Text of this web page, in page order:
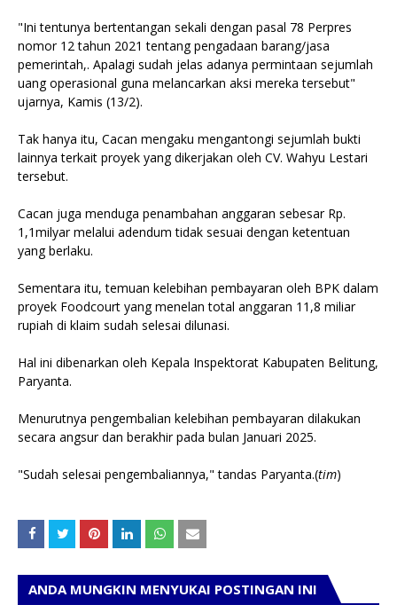
"Ini tentunya bertentangan sekali dengan pasal 78 Perpres
nomor 12 tahun 2021 tentang pengadaan barang/jasa
pemerintah,. Apalagi sudah jelas adanya permintaan sejumlah
uang operasional guna melancarkan aksi mereka tersebut"
ujarnya, Kamis (13/2).
Tak hanya itu, Cacan mengaku mengantongi sejumlah bukti
lainnya terkait proyek yang dikerjakan oleh CV. Wahyu Lestari
tersebut.
Cacan juga menduga penambahan anggaran sebesar Rp.
1,1milyar melalui adendum tidak sesuai dengan ketentuan
yang berlaku.
Sementara itu, temuan kelebihan pembayaran oleh BPK dalam
proyek Foodcourt yang menelan total anggaran 11,8 miliar
rupiah di klaim sudah selesai dilunasi.
Hal ini dibenarkan oleh Kepala Inspektorat Kabupaten Belitung,
Paryanta.
Menurutnya pengembalian kelebihan pembayaran dilakukan
secara angsur dan berakhir pada bulan Januari 2025.
"Sudah selesai pengembaliannya," tandas Paryanta.(tim)
ANDA MUNGKIN MENYUKAI POSTINGAN INI